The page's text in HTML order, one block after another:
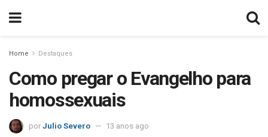
Home Destaques
Como pregar o Evangelho para
homossexuais
por Julio Severo 13 anos ago